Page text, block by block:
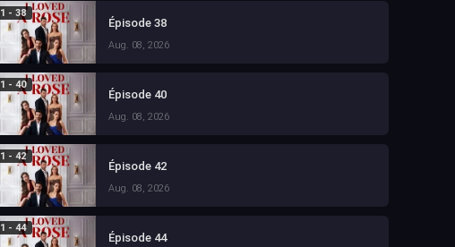
1 - 38
Épisode 38
Aug. 08, 2026
1 - 40
Épisode 40
Aug. 08, 2026
1 - 42
Épisode 42
Aug. 08, 2026
1 - 44
Épisode 44